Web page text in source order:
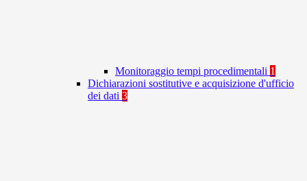
Monitoraggio tempi procedimentali 1
Dichiarazioni sostitutive e acquisizione d'ufficio
dei dati 3